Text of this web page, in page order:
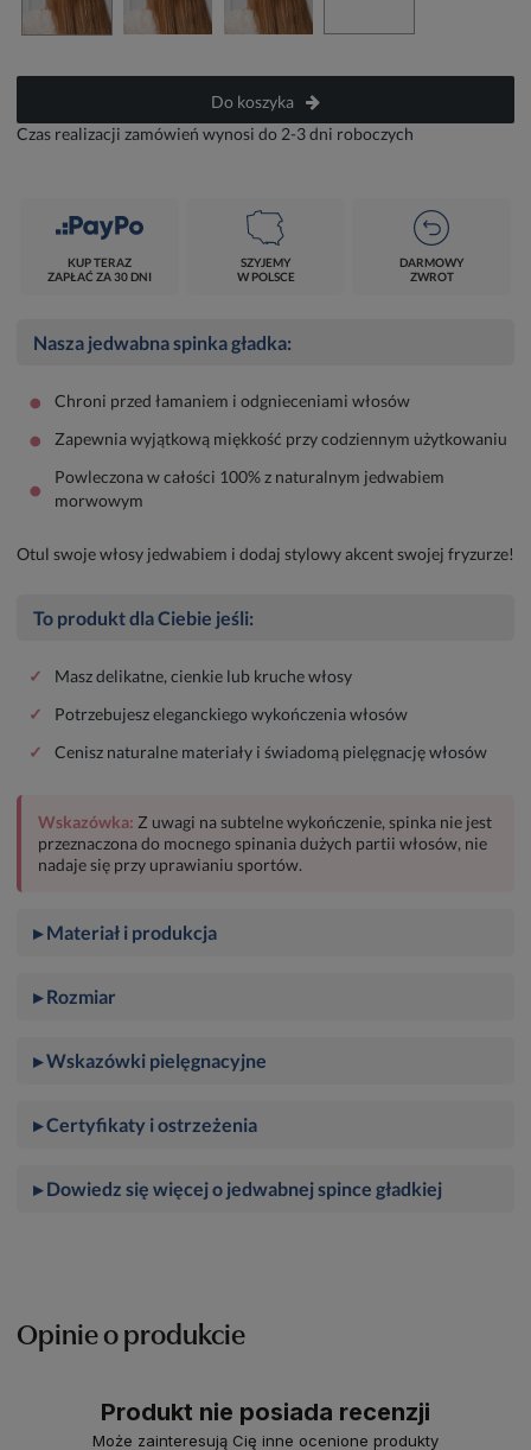
Do koszyka
Czas realizacji zamówień wynosi do 2-3 dni roboczych
KUP TERAZ
ZAPŁAĆ ZA 30 DNI
SZYJEMY
W POLSCE
DARMOWY
ZWROT
Nasza jedwabna spinka gładka:
• Chroni przed łamaniem i odgnieceniami włosów
• Zapewnia wyjątkową miękkość przy codziennym użytkowaniu
•
Powleczona w całości 100% z naturalnym jedwabiem
morwowym
Otul swoje włosy jedwabiem i dodaj stylowy akcent swojej fryzurze!
To produkt dla Ciebie jeśli:
✓
Masz delikatne, cienkie lub kruche włosy
✓
Potrzebujesz eleganckiego wykończenia włosów
✓
Cenisz naturalne materiały i świadomą pielęgnację włosów
Wskazówka: Z uwagi na subtelne wykończenie, spinka nie jest
przeznaczona do mocnego spinania dużych partii włosów, nie
nadaje się przy uprawianiu sportów.
▸ Materiał i produkcja
▸ Rozmiar
▸ Wskazówki pielęgnacyjne
▸ Certyfikaty i ostrzeżenia
▸ Dowiedz się więcej o jedwabnej spince gładkiej
Opinie o produkcie
Produkt nie posiada recenzji
Może zainteresują Cię inne ocenione produkty